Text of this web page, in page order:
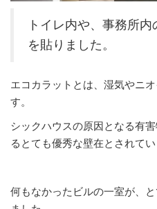
トイレ内や、事務所
を貼りました。
エコカラットとは、湿気やニ
す。
シックハウスの原因となる有
るとても優秀な壁在とされてい
何もなかったビルの一室が、